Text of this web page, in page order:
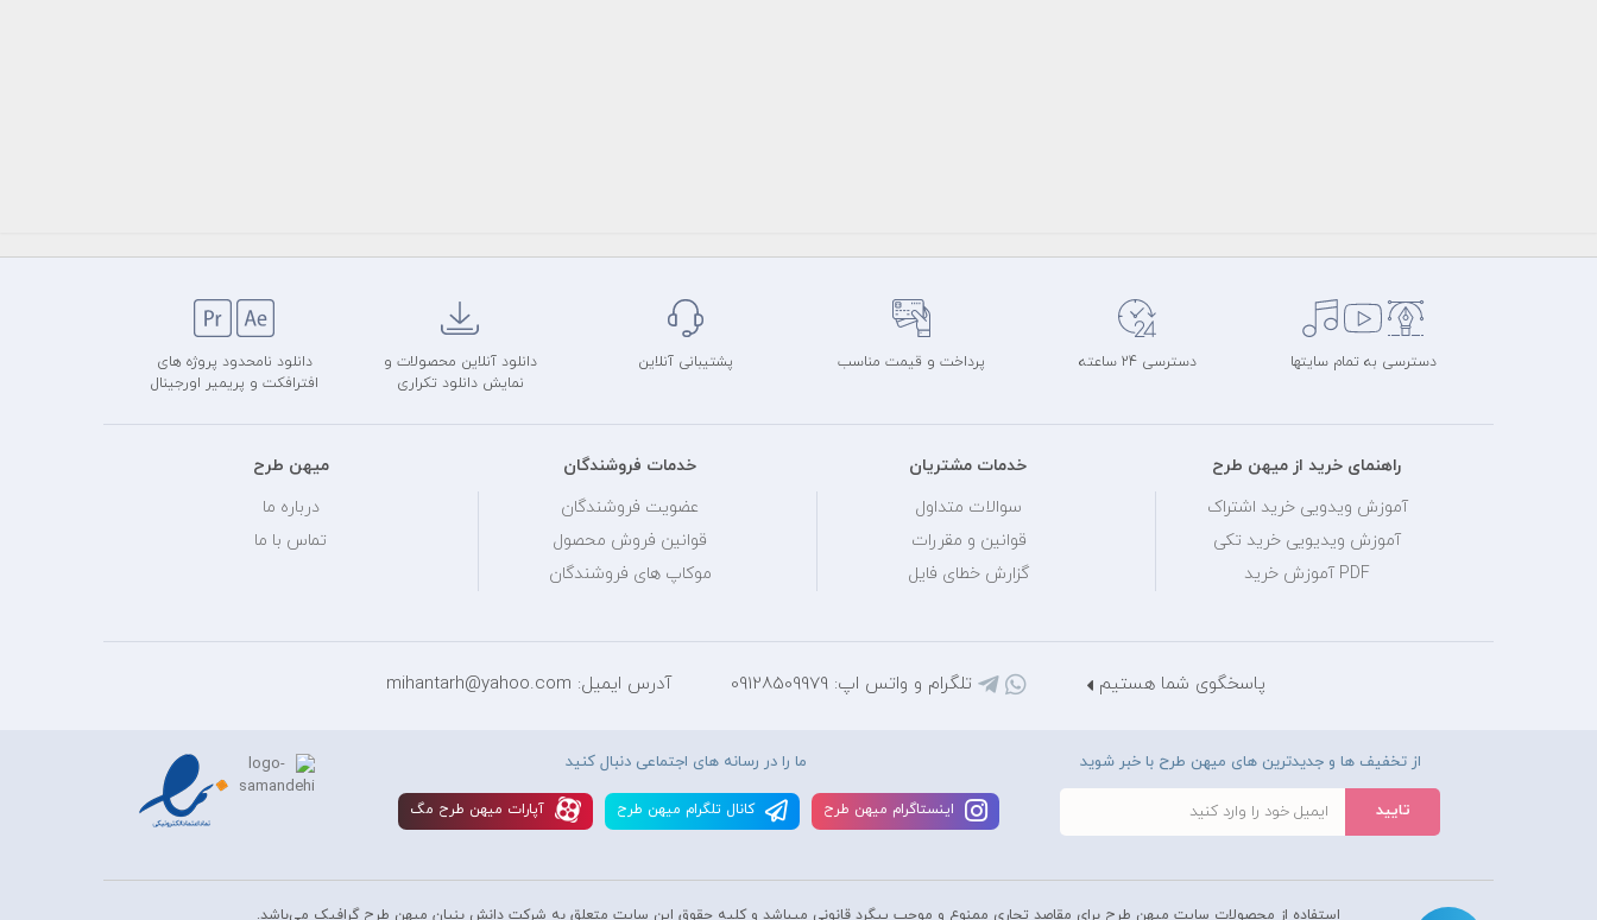
دسترسی به تمام سایتها دسترسی 24 ساعته پرداخت و قیمت مناسب پشتیبانی آنلاین
دانلود آنلاین محصولات و
نمایش دانلود تکراری
دانلود نامحدود پروژه های
افترافکت و پریمیر اورجینال
راهنمای خرید از میهن طرح
آموزش ویدویی خرید اشتراک
آموزش ویدیویی خرید تکی
PDF آموزش خرید
خدمات مشتریان
سوالات متداول
قوانین و مقررات
گزارش خطای فایل
خدمات فروشندگان
عضویت فروشندگان
قوانین فروش محصول
موکاپ های فروشندگان
میهن طرح
درباره ما
تماس با ما
پاسخگوی شما هستیم تلگرام و واتس اپ: 09128509979 آدرس ایمیل: mihantarh@yahoo.com
از تخفیف ها و جدیدترین های میهن طرح با خبر شوید ما را در رسانه های اجتماعی دنبال کنید
اينستاگرام ميهن طرح کانال تلگرام ميهن طرح آپارات ميهن طرح مگ
استفاده از محصولات سايت میهن طرح برای مقاصد تجاری ممنوع و موجب پیگرد قانونی میباشد و کليه حقوق اين سايت متعلق به شرکت دانش بنیان میهن طرح گرافیک می‌باشد.